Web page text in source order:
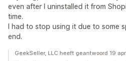
even after I uninstalled it from
time.
I had to stop using it due to some
end.
GeekSeller, LLC heeft geantwoord 19